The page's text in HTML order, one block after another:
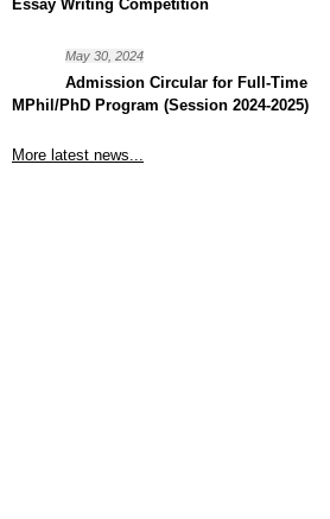
Essay Writing Competition
May 30, 2024
Admission Circular for Full-Time
MPhil/PhD Program (Session 2024-2025)
More latest news...